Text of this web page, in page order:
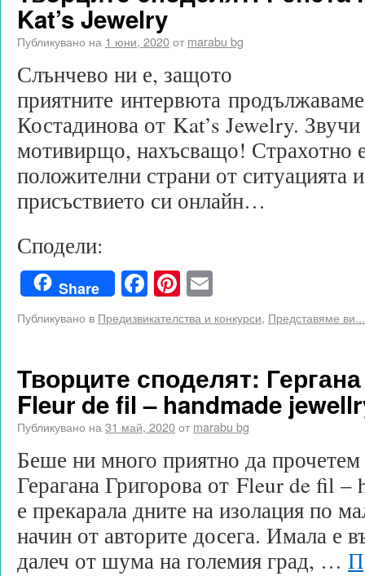
Kat’s Jewelry
Публикувано на 1 юни, 2020от marabu bg
Слънчево ни е, защото
приятните интервюта
Костадинова от Kat’s Jewelry.
мотивирщо, нахъсващо! Страхотно
положителни страни от ситуацията
присъствието си онлайн…
Сподели:
Share Facebook
Pinterest
Публикувано в Предизвикателства и конкурси, Представяме ви...
Творците споделят:
Fleur de fil – handmade
Публикувано на 31 май, 2020от marabu bg
Беше ни много приятно да
Герагана Григорова от Fleur de fil
е прекарала дните на изолация по
начин от авторите досега. Имала е
далеч от шума на големия град, …